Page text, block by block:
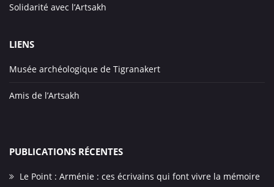
Solidarité avec l’Artsakh
LIENS
Musée archéologique de Tigranakert
Amis de l’Artsakh
PUBLICATIONS RÉCENTES
Le Point : Arménie : ces écrivains qui font vivre la mémoire